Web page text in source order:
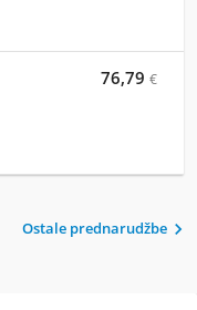
76,79 €
Ostale prednarudžbe 